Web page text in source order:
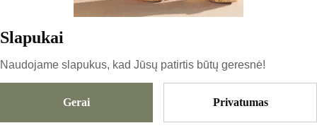
Slapukai
Naudojame slapukus, kad Jūsų patirtis būtų geresnė!
Gerai Privatumas
Pridėti Į Krepšelį